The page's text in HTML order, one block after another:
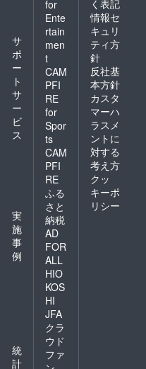
サ
ポ
ー
ト
サ
ー
ビ
ス
実
施
事
例
統
計
for
Ente
rtain
men
t
CAM
PFI
RE
for
Spor
ts
CAM
PFI
RE
ふる
さと
納税
AD
FOR
ALL
HIO
KOS
HI
JFA
クラ
ウド
ファ
く表記
情報セ
キュリ
ティ方
針
反社基
本方針
カスタ
マーハ
ラスメ
ントに
対する
考え方
クッ
キーポ
リシー